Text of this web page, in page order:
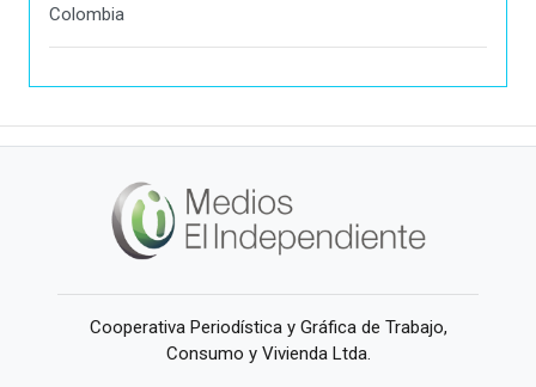
Colombia
Cooperativa Periodística y Gráfica de Trabajo,
Consumo y Vivienda Ltda.